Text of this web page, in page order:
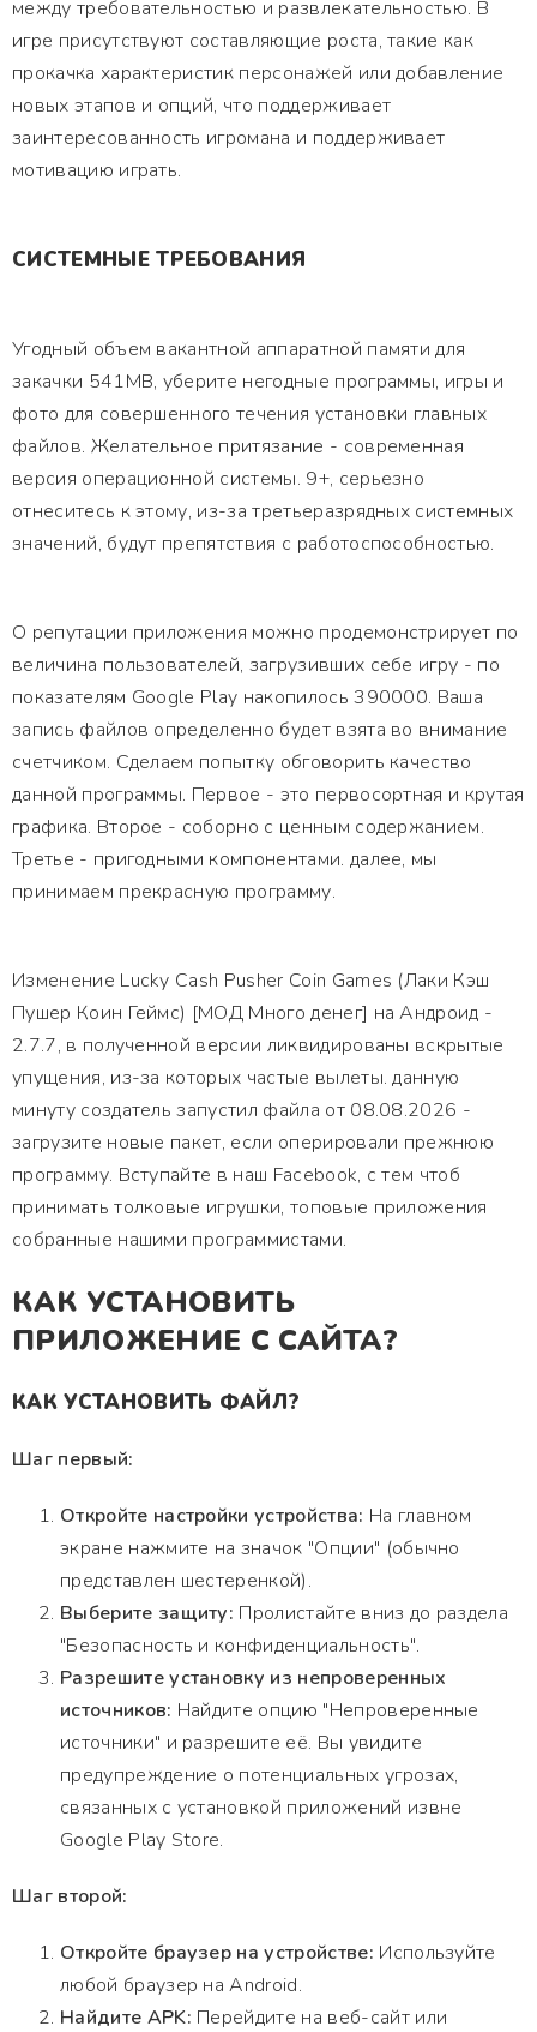
между требовательностью и развлекательностью. В
игре присутствуют составляющие роста, такие как
прокачка характеристик персонажей или добавление
новых этапов и опций, что поддерживает
заинтересованность игромана и поддерживает
мотивацию играть.
СИСТЕМНЫЕ ТРЕБОВАНИЯ
Угодный объем вакантной аппаратной памяти для
закачки 541MB, уберите негодные программы, игры и
фото для совершенного течения установки главных
файлов. Желательное притязание - современная
версия операционной системы. 9+, серьезно
отнеситесь к этому, из-за третьеразрядных системных
значений, будут препятствия с работоспособностью.
О репутации приложения можно продемонстрирует по
величина пользователей, загрузивших себе игру - по
показателям Google Play накопилось 390000. Ваша
запись файлов определенно будет взята во внимание
счетчиком. Сделаем попытку обговорить качество
данной программы. Первое - это первосортная и крутая
графика. Второе - соборно с ценным содержанием.
Третье - пригодными компонентами. далее, мы
принимаем прекрасную программу.
Изменение Lucky Cash Pusher Coin Games (Лаки Кэш
Пушер Коин Геймс) [МОД Много денег] на Андроид -
2.7.7, в полученной версии ликвидированы вскрытые
упущения, из-за которых частые вылеты. данную
минуту создатель запустил файла от 08.08.2026 -
загрузите новые пакет, если оперировали прежнюю
программу. Вступайте в наш Facebook, с тем чтоб
принимать толковые игрушки, топовые приложения
собранные нашими программистами.
КАК УСТАНОВИТЬ
ПРИЛОЖЕНИЕ С САЙТА?
КАК УСТАНОВИТЬ ФАЙЛ?
Шаг первый:
Откройте настройки устройства: На главном
экране нажмите на значок "Опции" (обычно
представлен шестеренкой).
Выберите защиту: Пролистайте вниз до раздела
"Безопасность и конфиденциальность".
Разрешите установку из непроверенных
источников: Найдите опцию "Непроверенные
источники" и разрешите её. Вы увидите
предупреждение о потенциальных угрозах,
связанных с установкой приложений извне
Google Play Store.
Шаг второй:
Откройте браузер на устройстве: Используйте
любой браузер на Android.
Найдите APK: Перейдите на веб-сайт или